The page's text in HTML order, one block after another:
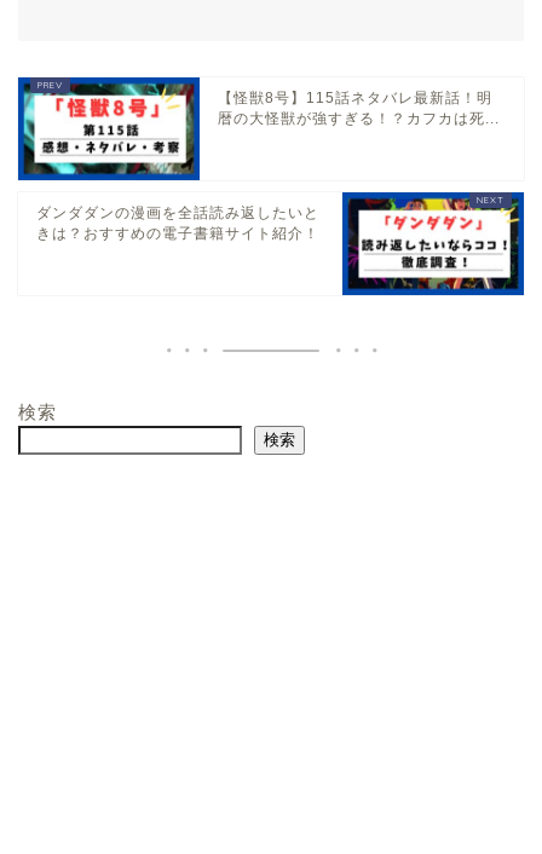
【怪獣8号】115話ネタバレ最新話！明
暦の大怪獣が強すぎる！？カフカは死...
ダンダダンの漫画を全話読み返したいと
きは？おすすめの電子書籍サイト紹介！
検索
検索